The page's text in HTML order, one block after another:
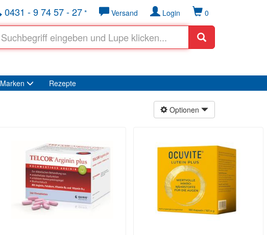
0
Login
Versand
0431 - 9 74 57 - 27 *
Marken Rezepte
Optionen